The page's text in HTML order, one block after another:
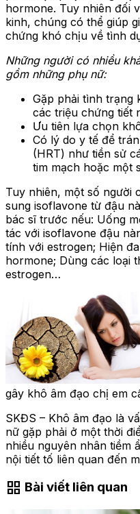
hormone. Tuy nhiên đối
kinh, chúng có thể giúp
chứng khó chịu về tình
Những người có nhiều
gồm những phụ nữ:
Gặp phải tình trạng
các triệu chứng tiết
Ưu tiên lựa chọn
Có lý do y tế để
(HRT) như tiền sử
tim mạch hoặc một
Tuy nhiên, một số người
sung isoflavone từ đậu
bác sĩ trước nếu: Uống
tác với isoflavone đậu
tính với estrogen; Hiện
hormone; Dùng các loại
estrogen…
gây khô âm đạo chị em
SKĐS – Khô âm đạo là
nữ gặp phải ở một thời
nhiều nguyên nhân tiềm
nội tiết tố liên quan đến
grid_view Bài viết liên quan